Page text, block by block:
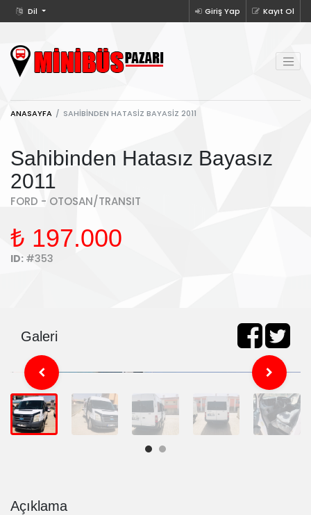
Dil Giriş Yap Kayıt Ol
ANASAYFA SAHIBINDEN HATASIZ BAYASIZ 2011
Sahibinden Hatasız Bayasız
2011
FORD - OTOSAN/TRANSIT
₺ 197.000
ID: #353
Galeri
Açıklama